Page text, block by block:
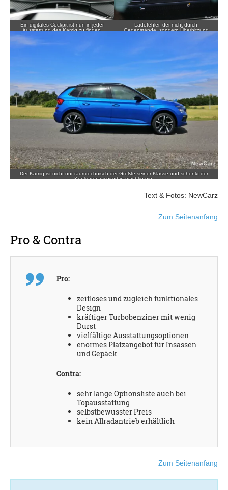
Ein digitales Cockpit ist nun in jeder
Ausstattung des Kamiq zu finden.
Ladefehler, der nicht durch
Gegenstände, sondern Überhitzung
Der Kamiq ist nicht nur raumtechnisch der Größte seiner Klasse und schenkt der
Konkurrenz weiterhin mächtig ein.
Text & Fotos: NewCarz
Zum Seitenanfang
Pro & Contra
Pro:
zeitloses und zugleich funktionales
Design
kräftiger Turbobenziner mit wenig
Durst
vielfältige Ausstattungsoptionen
enormes Platzangebot für Insassen
und Gepäck
Contra:
sehr lange Optionsliste auch bei
Topausstattung
selbstbewusster Preis
kein Allradantrieb erhältlich
Zum Seitenanfang